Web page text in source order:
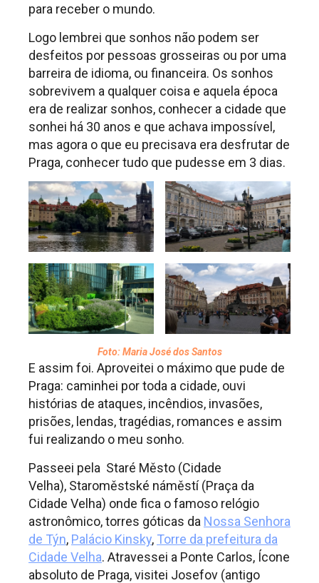
para receber o mundo.
Logo lembrei que sonhos não podem ser
desfeitos por pessoas grosseiras ou por uma
barreira de idioma, ou financeira. Os sonhos
sobrevivem a qualquer coisa e aquela época
era de realizar sonhos, conhecer a cidade que
sonhei há 30 anos e que achava impossível,
mas agora o que eu precisava era desfrutar de
Praga, conhecer tudo que pudesse em 3 dias.
Foto: Maria José dos Santos
E assim foi. Aproveitei o máximo que pude de
Praga: caminhei por toda a cidade, ouvi
histórias de ataques, incêndios, invasões,
prisões, lendas, tragédias, romances e assim
fui realizando o meu sonho.
Passeei pela Staré Město (Cidade
Velha), Staroměstské náměstí (Praça da
Cidade Velha) onde fica o famoso relógio
astronômico, torres góticas da Nossa Senhora
de Týn, Palácio Kinsky, Torre da prefeitura da
Cidade Velha. Atravessei a Ponte Carlos, Ícone
absoluto de Praga, visitei Josefov (antigo